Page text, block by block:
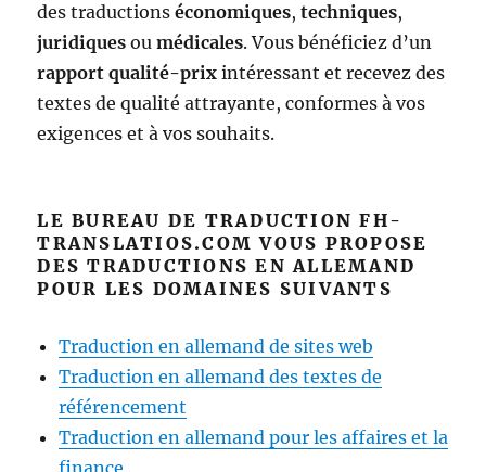
des traductionséconomiques,techniques,
juridiques oumédicales. Vous bénéficiez d’un
rapport qualité-prix intéressant et recevez des
textes de qualité attrayante, conformes à vos
exigences et à vos souhaits.
LE BUREAU DE TRADUCTION FH-
TRANSLATIOS.COM VOUS PROPOSE
DES TRADUCTIONS EN ALLEMAND
POUR LES DOMAINES SUIVANTS
Traduction en allemand de sites web
Traduction en allemand des textes de
référencement
Traduction en allemand pour les affaires et la